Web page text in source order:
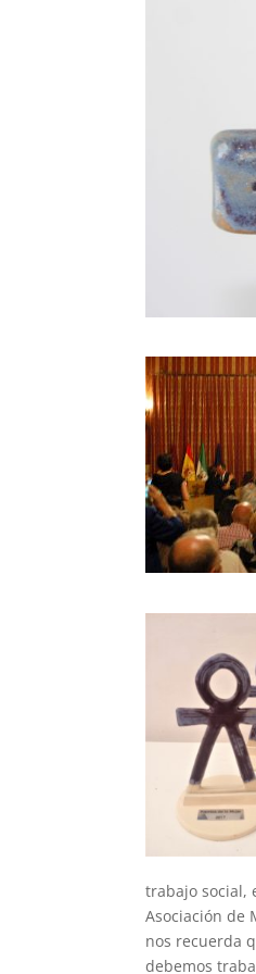
trabajo social,
Asociación de
nos recuerda
debemos